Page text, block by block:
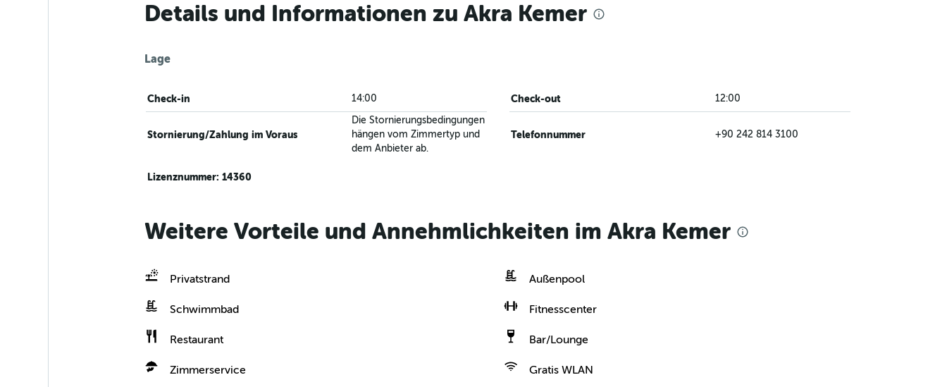
Details und Informationen zu Akra Kemer
Lage
Check-in 14:00 Check-out 12:00
Stornierung/Zahlung im Voraus
Die Stornierungsbedingungen
hängen vom Zimmertyp und
dem Anbieter ab.
Telefonnummer +90 242 814 3100
Lizenznummer: 14360
Weitere Vorteile und Annehmlichkeiten im Akra Kemer
Privatstrand Außenpool
Schwimmbad Fitnesscenter
Restaurant Bar/Lounge
Zimmerservice Gratis WLAN